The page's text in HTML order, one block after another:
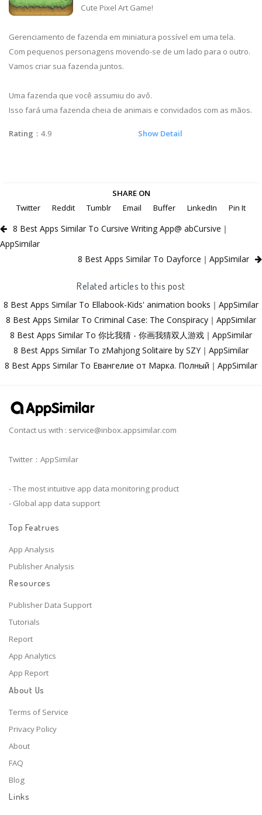
Cute Pixel Art Game!
Gerenciamento de fazenda em miniatura possível em uma tela.
Com pequenos personagens movendo-se de um lado para o outro.
Vamos criar sua fazenda juntos.
Uma fazenda que você assumiu do avô.
Isso fará uma fazenda cheia de animais e convidados com as mãos.
Rating ：4.9 Show Detail
SHARE ON
Twitter
Reddit Tumblr Email Buffer LinkedIn Pin It
8 Best Apps Similar To Cursive Writing App@ abCursive｜
AppSimilar
8 Best Apps Similar To Dayforce｜AppSimilar
Related articles to this post
8 Best Apps Similar To Ellabook-Kids' animation books｜AppSimilar
8 Best Apps Similar To Criminal Case: The Conspiracy｜AppSimilar
8 Best Apps Similar To 你比我猜 - 你画我猜双人游戏｜AppSimilar
8 Best Apps Similar To zMahjong Solitaire by SZY｜AppSimilar
8 Best Apps Similar To Евангелие от Марка. Полный｜AppSimilar
Contact us with : service@inbox.appsimilar.com
Twitter：AppSimilar
- The most intuitive app data monitoring product
- Global app data support
Top Featrues
App Analysis
Publisher Analysis
Resources
Publisher Data Support
Tutorials
Report
App Analytics
App Report
About Us
Terms of Service
Privacy Policy
About
FAQ
Blog
Links